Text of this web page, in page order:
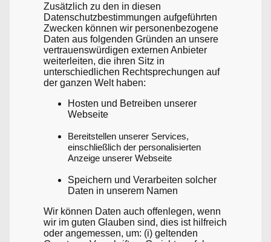
Zusätzlich zu den in diesen
Datenschutzbestimmungen aufgeführten
Zwecken können wir personenbezogene
Daten aus folgenden Gründen an unsere
vertrauenswürdigen externen Anbieter
weiterleiten, die ihren Sitz in
unterschiedlichen Rechtsprechungen auf
der ganzen Welt haben:
Hosten und Betreiben unserer
Webseite
Bereitstellen unserer Services,
einschließlich der personalisierten
Anzeige unserer Webseite
Speichern und Verarbeiten solcher
Daten in unserem Namen
Wir können Daten auch offenlegen, wenn
wir im guten Glauben sind, dies ist hilfreich
oder angemessen, um: (i) geltenden